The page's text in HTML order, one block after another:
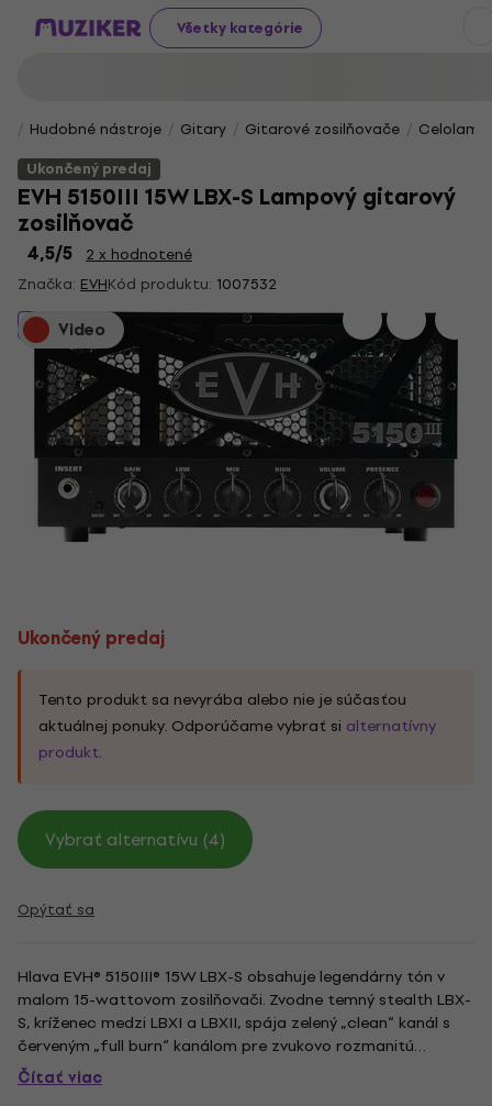
Všetky kategórie
Hudobné nástroje Gitary Gitarové zosilňovače
Ukončený predaj
EVH 5150III 15W LBX-S Lampový gitarový
zosilňovač
4,5/5
2 x hodnotené
Značka: EVHKód produktu: 1007532
Video
Ukončený predaj
Ukončený predaj
Tento produkt sa nevyrába alebo nie je súčasťou
aktuálnej ponuky. Odporúčame vybrať si alternatívny
produkt.
Vybrať alternatívu (4)
Opýtať sa
Hlava EVH® 5150III® 15W LBX-S obsahuje legendárny tón v
malom 15-wattovom zosilňovači. Zvodne temný stealth LBX-
S, kríženec medzi LBXI a LBXII, spája zelený „clean“ kanál s
červeným „full burn“ kanálom pre zvukovo rozmanitú
zvukovú kulisu – od nedotknutých čistých tónov, ktoré sa
vznášajú, až po prskajúci moderný britský high-gain zvuk....
Čítať viac